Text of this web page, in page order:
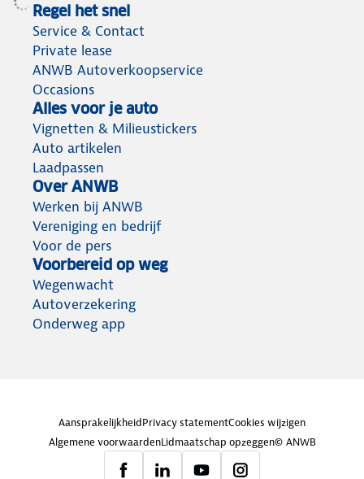
Regel het snel
Service & Contact
Private lease
ANWB Autoverkoopservice
Occasions
Alles voor je auto
Vignetten & Milieustickers
Auto artikelen
Laadpassen
Over ANWB
Werken bij ANWB
Vereniging en bedrijf
Voor de pers
Voorbereid op weg
Wegenwacht
Autoverzekering
Onderweg app
AansprakelijkheidPrivacy statementCookies wijzigen
Algemene voorwaardenLidmaatschap opzeggen© ANWB